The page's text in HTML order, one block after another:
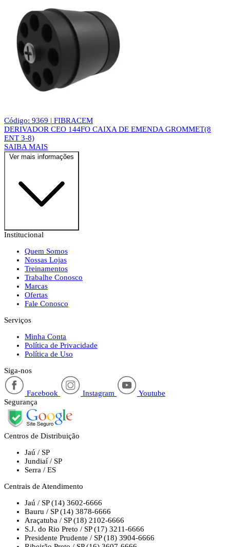
Código: 9369 | FIBRACEM
DERIVADOR CEO 144FO CAIXA DE EMENDA GROMMET(8
ENT 3-8)
SAIBA MAIS
Ver mais informações
Institucional
Quem Somos
Nossas Lojas
Treinamentos
Trabalhe Conosco
Marcas
Ofertas
Fale Conosco
Serviços
Minha Conta
Política de Privacidade
Política de Uso
Siga-nos
Facebook Instagram
Youtube
Segurança
Centros de Distribuição
Jaú / SP
Jundiaí / SP
Serra / ES
Centrais de Atendimento
Jaú / SP (14) 3602-6666
Bauru / SP (14) 3878-6666
Araçatuba / SP (18) 2102-6666
S.J. do Rio Preto / SP (17) 3211-6666
Presidente Prudente / SP (18) 3904-6666